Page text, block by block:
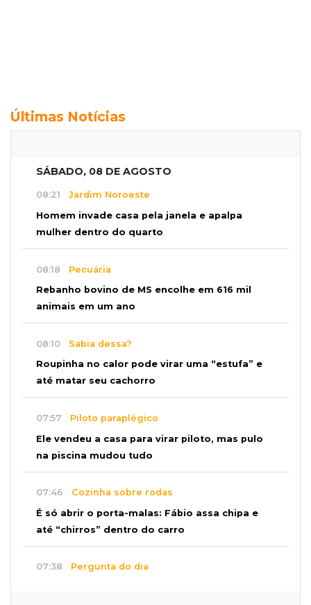
Últimas Notícias
SÁBADO, 08 DE AGOSTO
08:21 Jardim Noroeste
Homem invade casa pela janela e apalpa
mulher dentro do quarto
08:18 Pecuária
Rebanho bovino de MS encolhe em 616 mil
animais em um ano
08:10 Sabia dessa?
Roupinha no calor pode virar uma “estufa” e
até matar seu cachorro
07:57 Piloto paraplégico
Ele vendeu a casa para virar piloto, mas pulo
na piscina mudou tudo
07:46 Cozinha sobre rodas
É só abrir o porta-malas: Fábio assa chipa e
até “chirros” dentro do carro
07:38 Pergunta do dia